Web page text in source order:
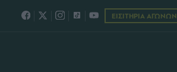
ΕΙΣΙΤΗΡΙΑ ΑΓΩΝΩΝ